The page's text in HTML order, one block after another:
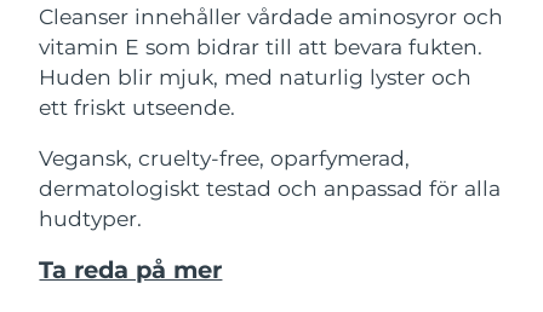
Cleanser innehåller vårdade aminosyror och
vitamin E som bidrar till att bevara fukten.
Huden blir mjuk, med naturlig lyster och
ett friskt utseende.
Vegansk, cruelty-free, oparfymerad,
dermatologiskt testad och anpassad för alla
hudtyper.
Ta reda på mer